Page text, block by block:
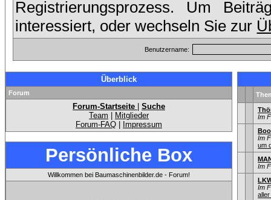
Registrierungsprozess. Um
interessiert, oder wechseln Sie zur
Benutzername:
Überblick
Forum
Forum-Startseite
Suche
Team
Mitglieder
Forum-FAQ
Impressum
Persönliche Box
Willkommen bei Baumaschinenbilder.de - Forum!
Im
Im
um
Im
Im
aller